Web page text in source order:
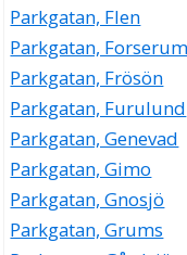
Parkgatan, Flen
Parkgatan, Forserum
Parkgatan, Frösön
Parkgatan, Furulund
Parkgatan, Genevad
Parkgatan, Gimo
Parkgatan, Gnosjö
Parkgatan, Grums